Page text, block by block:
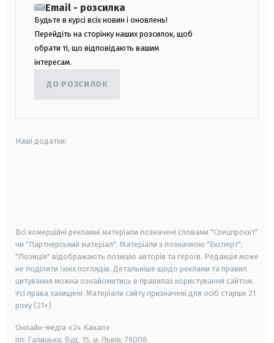
Email - розсилка
Будьте в курсі всіх новин і оновлень!
Перейдіть на сторінку наших розсилок, щоб
обрати ті, що відповідають вашим
інтересам.
ДО РОЗСИЛОК
Наші додатки:
Всі комерційні рекламні матеріали позначені словами "Спецпроєкт"
чи "Партнерський матеріал". Матеріали з позначкою "Експерт",
"Позиція" відображають позицію авторів та героїв. Редакція може
не поділяти їхніх поглядів. Детальніше щодо реклами та правил
цитування можна ознайомитись в правилах користування сайтом.
Усі права захищені. Матеріали сайту призначені для осіб старше 21
року (21+)
Онлайн-медіа «24 Канал»
пл. Галицька, буд. 15, м. Львів, 79008